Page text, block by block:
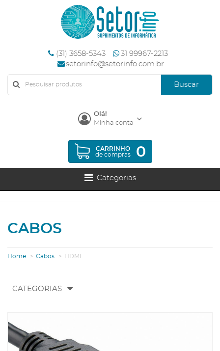
(31) 3658-5343
31 99967-2213
setorinfo@setorinfo.com.br
Buscar
Olá!
Minha conta
CARRINHO
de compras
0
Categorias
CABOS
Home Cabos HDMI
Toggle
CATEGORIAS